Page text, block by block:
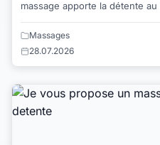
massage apporte la détente
Massages
28.07.2026